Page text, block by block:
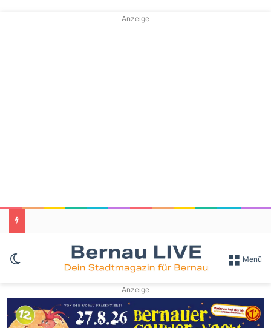
Anzeige
Skin umschalten Menü
Anzeige